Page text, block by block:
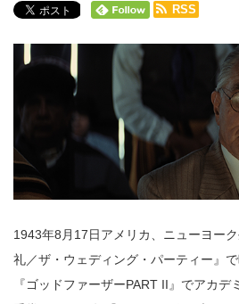
RSS
1943年8月17日アメリカ、ニューヨー
礼／ザ・ウェディング・パーティー』
『ゴッドファーザーPART II』でアカ